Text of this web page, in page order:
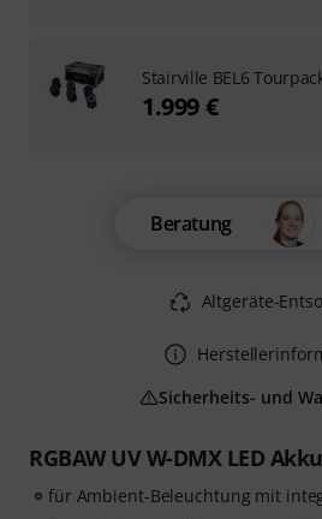
RGBAW UV W-DMX LED
für Ambient-Beleuchtung mit
Beratung
Altgeräte-
Sicherheits- und
Stairville BEL6
1.999 €